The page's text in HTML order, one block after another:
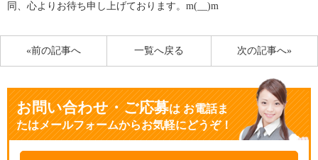
同、心よりお待ち申し上げております。m(__)m
«前の記事へ 次の記事へ»
一覧へ戻る
お問い合わせ・ご応募はお電話ま
たはメールフォームからお気軽にどうぞ！